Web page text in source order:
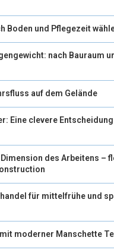
Boden und Pflegezeit
nach Bauraum
auf dem Gelände
Eine clevere
des Arbeitens –
für mittelfrühe und
moderner Manschette